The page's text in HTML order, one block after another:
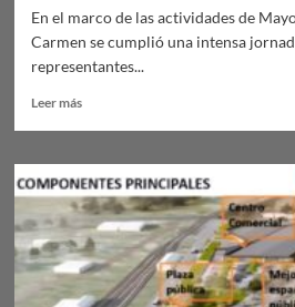
En el marco de las actividades de
Carmen se cumplió una intensa
representantes...
Leer másLeer
Ciudad
del
Carmen:
mayo
amarillo.